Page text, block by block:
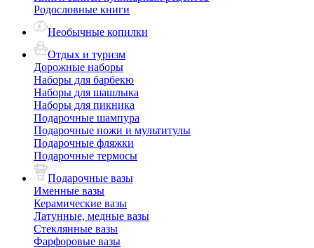
Родословные книги
Необычные копилки
Отдых и туризм
Дорожные наборы
Наборы для барбекю
Наборы для шашлыка
Наборы для пикника
Подарочные шампура
Подарочные ножи и мультитулы
Подарочные фляжки
Подарочные термосы
Подарочные вазы
Именные вазы
Керамические вазы
Латунные, медные вазы
Стеклянные вазы
Фарфоровые вазы